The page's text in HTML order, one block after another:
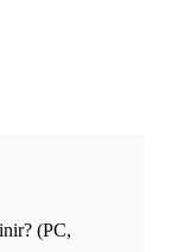
(PC,